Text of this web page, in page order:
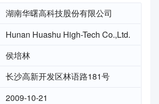
湖南华曙高科技股份有限公司
Hunan Huashu High-Tech Co.,Ltd.
侯培林
长沙高新开发区林语路181号
2009-10-21